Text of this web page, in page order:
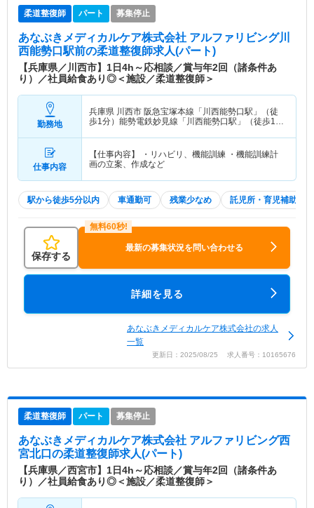
柔道整復師 パート 募集停止
あなぶきメディカルケア株式会社 アルファリビング川
西能勢口駅前の柔道整復師求人(パート)
【兵庫県／川西市】1日4h～応相談／賞与年2回（諸条件あ
り）／社員給食あり◎＜施設／柔道整復師＞
勤務地
兵庫県 川西市 阪急宝塚本線「川西能勢口駅」（徒
歩1分）能勢電鉄妙見線「川西能勢口駅」（徒歩1
仕事内容
【仕事内容】 ・リハビリ、機能訓練 ・機能訓練計
画の立案、作成など
駅から徒歩5分以内 車通勤可 残業少なめ 託児所・育児補助
保存する
最新の募集状況を問い合わせる
詳細を見る
あなぶきメディカルケア株式会社の求人
一覧
更新日：2025/08/25 求人番号：10165676
柔道整復師 パート 募集停止
あなぶきメディカルケア株式会社 アルファリビング西
宮北口 の柔道整復師求人(パート)
【兵庫県／西宮市】1日4h～応相談／賞与年2回（諸条件あ
り）／社員給食あり◎＜施設／柔道整復師＞